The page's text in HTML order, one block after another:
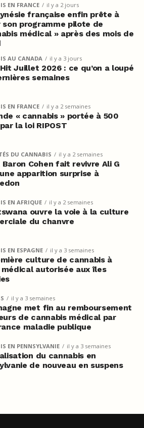
EN FRANCE il y a 2 jours
française enfin prête à
son programme pilote de
médical » après des mois de
AU CANADA il y a 3 jours
Juillet 2026 : ce qu’on a loupé
semaines
EN FRANCE il y a 2 semaines
« cannabis » portée à 500
la loi RIPOST
DU CANNABIS il y a 2 semaines
Baron Cohen fait revivre Ali G
apparition surprise à
EN AFRIQUE il y a 2 semaines
ouvre la voie à la culture
du chanvre
EN ESPAGNE il y a 3 semaines
culture de cannabis à
médical autorisée aux îles
il y a 3 semaines
met fin au remboursement
de cannabis médical par
maladie publique
EN PENNSYLVANIE il y a 3 semaines
du cannabis en
de nouveau en suspens